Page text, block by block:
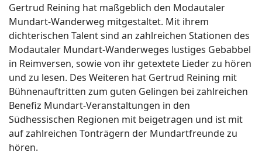
Gertrud Reining hat maßgeblich den Modautaler
Mundart-Wanderweg mitgestaltet. Mit ihrem
dichterischen Talent sind an zahlreichen Stationen des
Modautaler Mundart-Wanderweges lustiges Gebabbel
in Reimversen, sowie von ihr getextete Lieder zu hören
und zu lesen. Des Weiteren hat Gertrud Reining mit
Bühnenauftritten zum guten Gelingen bei zahlreichen
Benefiz Mundart-Veranstaltungen in den
Südhessischen Regionen mit beigetragen und ist mit
auf zahlreichen Tonträgern der Mundartfreunde zu
hören.